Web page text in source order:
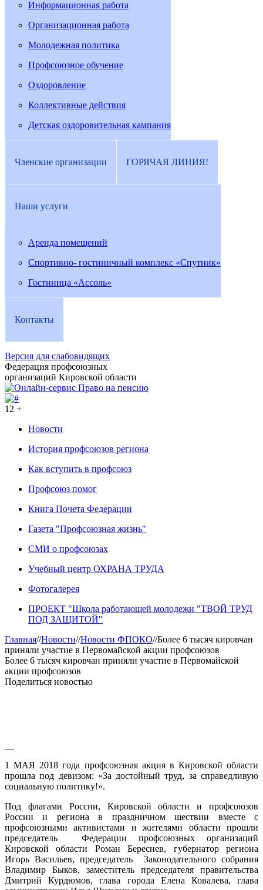
Информационная работа
Организационная работа
Молодежная политика
Профсоюзное обучение
Оздоровление
Коллективные действия
Детская оздоровительная кампания
Членские организации ГОРЯЧАЯ ЛИНИЯ!
Наши услуги
Аренда помещений
Спортивно- гостиничный комплекс «Спутник»
Гостиница «Ассоль»
Контакты
Версия для слабовидящих
Федерация профсоюзных
организаций Кировской области
12 +
Новости
История профсоюзов региона
Как вступить в профсоюз
Профсоюз помог
Книга Почета Федерации
Газета "Профсоюзная жизнь"
СМИ о профсоюзах
Учебный центр ОХРАНА ТРУДА
Фотогалерея
ПРОЕКТ "Школа работающей молодежи "ТВОЙ ТРУД
ПОД ЗАЩИТОЙ"
Главная//Новости//Новости ФПОКО//Более 6 тысяч кировчан
приняли участие в Первомайской акции профсоюзов
Более 6 тысяч кировчан приняли участие в Первомайской
акции профсоюзов
Поделиться новостью
1 МАЯ 2018 года профсоюзная акция в Кировской области
прошла под девизом: «За достойный труд, за справедливую
социальную политику!».
Под флагами России, Кировской области и профсоюзов
России и региона в праздничном шествии вместе с
профсоюзными активистами и жителями области прошли
председатель Федерации профсоюзных организаций
Кировской области Роман Береснев, губернатор региона
Игорь Васильев, председатель Законодательного собрания
Владимир Быков, заместитель председателя правительства
Дмитрий Курдюмов, глава города Елена Ковалева, глава